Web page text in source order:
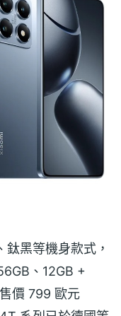
黑等機身款式，
、12GB +
價 799 歐元